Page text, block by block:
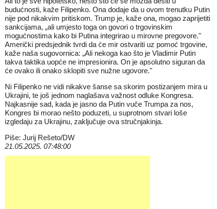
budućnosti, kaže Filipenko. Ona dodaje da u ovom trenutku Putin
nije pod nikakvim pritiskom. Trump je, kaže ona, mogao zaprijetiti
sankcijama, „ali umjesto toga on govori o trgovinskim
mogućnostima kako bi Putina integrirao u mirovne pregovore."
Američki predsjednik tvrdi da će mir ostvariti uz pomoć trgovine,
kaže naša sugovornica: „Ali nekoga kao što je Vladimir Putin
takva taktika uopće ne impresionira. On je apsolutno siguran da
će ovako ili onako sklopiti sve nužne ugovore."
Ni Filipenko ne vidi nikakve šanse sa skorim postizanjem mira u
Ukrajini, te još jednom naglašava važnost odluke Kongresa.
Najkasnije sad, kada je jasno da Putin vuče Trumpa za nos,
Kongres bi morao nešto poduzeti, u suprotnom stvari loše
izgledaju za Ukrajinu, zaključuje ova stručnjakinja.
Piše: Jurij Rešeto/DW
21.05.2025. 07:48:00